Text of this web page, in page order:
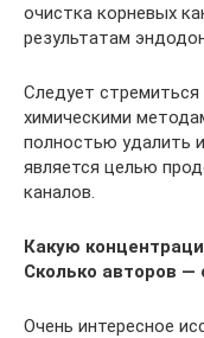
очистка корневых
результатам
Следует
химическими
полностью удалить
является целью
каналов.
Какую
Сколько авторов —
Очень интересное